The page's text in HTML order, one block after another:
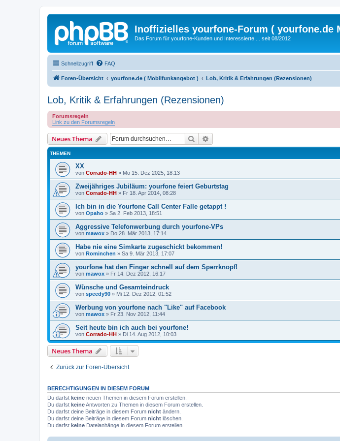
Inoffizielles yourfone-Forum ( yourfone.de
Das Forum für yourfone-Kunden und Interessierte ... seit 08/2012
Schnellzugriff FAQ
Foren-Übersicht yourfone.de ( Mobilfunkangebot ) Lob, Kritik & Erfahrungen (Rezensionen)
Lob, Kritik & Erfahrungen (Rezensionen)
Forumsregeln
Link zu den Forumsregeln
Neues Thema Suche
THEMEN
XX
von Corrado-HH » Mo 15. Dez 2025, 18:13
Zweijähriges Jubiläum: yourfone feiert Geburtstag
von Corrado-HH » Fr 18. Apr 2014, 08:28
Ich bin in die Yourfone Call Center Falle getappt !
von Opaho » Sa 2. Feb 2013, 18:51
Aggressive Telefonwerbung durch yourfone-VPs
von mawox » Do 28. Mär 2013, 17:14
Habe nie eine Simkarte zugeschickt bekommen!
von Rominchen » Sa 9. Mär 2013, 17:07
yourfone hat den Finger schnell auf dem Sperrknopf!
von mawox » Fr 14. Dez 2012, 16:17
Wünsche und Gesamteindruck
von speedy90 » Mi 12. Dez 2012, 01:52
Werbung von yourfone nach "Like" auf Facebook
von mawox » Fr 23. Nov 2012, 11:44
Seit heute bin ich auch bei yourfone!
von Corrado-HH » Di 14. Aug 2012, 10:03
Neues Thema
Zurück zur Foren-Übersicht
BERECHTIGUNGEN IN DIESEM FORUM
Du darfst keine neuen Themen in diesem Forum erstellen.
Du darfst keineAntworten zu Themen in diesem Forum erstellen.
Du darfst deine Beiträge in diesem Forum nicht ändern.
Du darfst deine Beiträge in diesem Forum nicht löschen.
Du darfst keine Dateianhänge in diesem Forum erstellen.